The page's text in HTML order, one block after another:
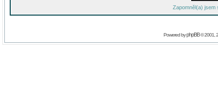
Zapomněl(a) jsem
Powered byphpBB© 2001,